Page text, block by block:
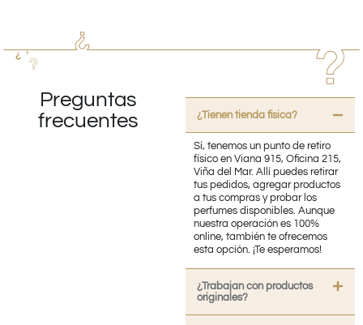
Preguntas
frecuentes
¿Tienen tienda fisica?
Sí, tenemos un punto de retiro
físico en Viana 915, Oficina 215,
Viña del Mar. Allí puedes retirar
tus pedidos, agregar productos
a tus compras y probar los
perfumes disponibles. Aunque
nuestra operación es 100%
online, también te ofrecemos
esta opción. ¡Te esperamos!
¿Trabajan con productos
originales?